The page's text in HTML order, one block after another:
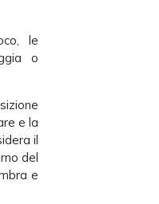
le
o
e la
il
del
e